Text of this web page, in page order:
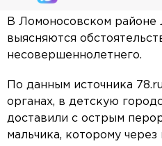
В Ломоносовском районе
выясняются
несовершеннолетнего.
По данным источника
органах, в детскую
доставили с острым
мальчика, которому